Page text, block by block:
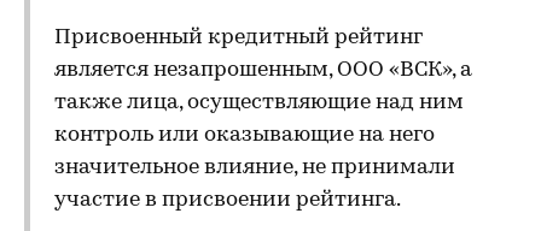
Присвоенный кредитный рейтинг
является незапрошенным, ООО «ВСК», а
также лица, осуществляющие над ним
контроль или оказывающие на него
значительное влияние, не принимали
участие в присвоении рейтинга.